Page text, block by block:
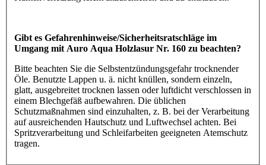
Gibt es Gefahrenhinweise/Sicherheitsratschläge im
Umgang mit Auro Aqua Holzlasur Nr. 160 zu beachten?
Bitte beachten Sie die Selbstentzündungsgefahr trocknender
Öle. Benutzte Lappen u. ä. nicht knüllen, sondern einzeln,
glatt, ausgebreitet trocknen lassen oder luftdicht verschlossen in
einem Blechgefäß aufbewahren. Die üblichen
Schutzmaßnahmen sind einzuhalten, z. B. bei der Verarbeitung
auf ausreichenden Hautschutz und Luftwechsel achten. Bei
Spritzverarbeitung und Schleifarbeiten geeigneten Atemschutz
tragen.